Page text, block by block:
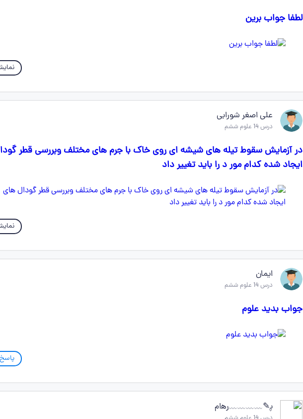
لطفا جواب برین
علی اصغر شورابی
درس 14 علوم ششم
در آزمایش سقوط تیله های شیشه ای روی خاک با جرم های مختلف وبررسی قطر
ایجاد شده کدام مور د را باید تغییر داد
ایمان
درس 14 علوم ششم
جواب بدید علوم
پ‍‌✎﹏﹏﹏﹏ره‍‌ام